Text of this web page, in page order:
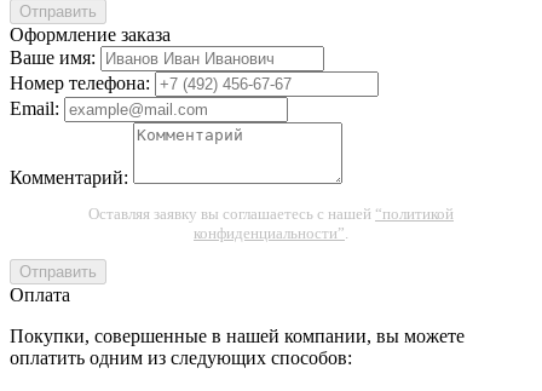
Отправить
Оформление заказа
Ваше имя:
Номер телефона:
Email:
Комментарий:
Оставляя заявку вы соглашаетесь с нашей “политикой
конфиденциальности”
Отправить
Оплата
Покупки, совершенные в нашей компании, вы можете
оплатить одним из следующих способов: